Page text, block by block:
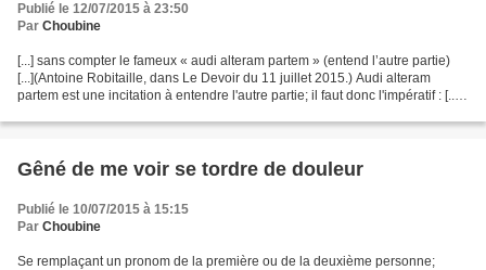
Publié le 12/07/2015 à 23:50
Par Choubine
[...] sans compter le fameux « audi alteram partem » (entend l’autre partie)
[...](Antoine Robitaille, dans Le Devoir du 11 juillet 2015.) Audi alteram
partem est une incitation à entendre l'autre partie; il faut donc l'impératif : [...]
Gêné de me voir se tordre de douleur
Publié le 10/07/2015 à 15:15
Par Choubine
Se remplaçant un pronom de la première ou de la deuxième personne;